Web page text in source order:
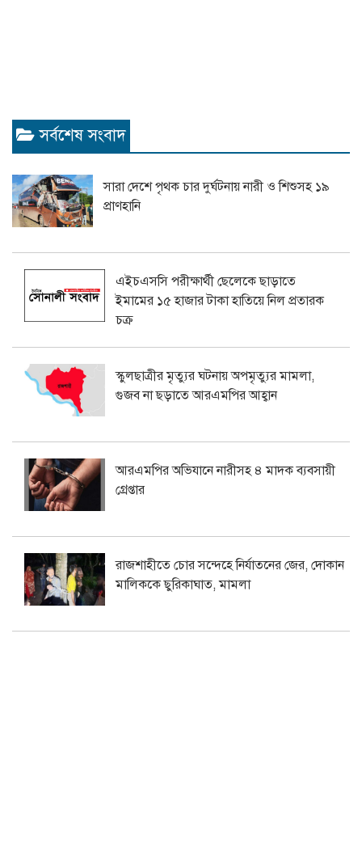
সর্বশেষ সংবাদ
সারা দেশে পৃথক চার দুর্ঘটনায় নারী ও শিশুসহ ১৯
প্রাণহানি
এইচএসসি পরীক্ষার্থী ছেলেকে ছাড়াতে
ইমামের ১৫ হাজার টাকা হাতিয়ে নিল প্রতারক
চক্র
স্কুলছাত্রীর মৃত্যুর ঘটনায় অপমৃত্যুর মামলা,
গুজব না ছড়াতে আরএমপির আহ্বান
আরএমপির অভিযানে নারীসহ ৪ মাদক ব্যবসায়ী
গ্রেপ্তার
রাজশাহীতে চোর সন্দেহে নির্যাতনের জের, দোকান
মালিককে ছুরিকাঘাত, মামলা